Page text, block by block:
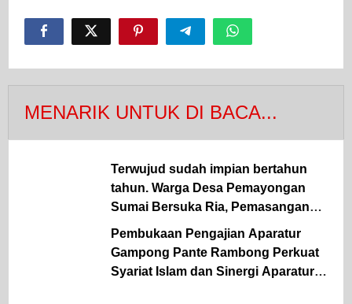
MENARIK UNTUK DI BACA...
Terwujud sudah impian bertahun
tahun. Warga Desa Pemayongan
Sumai Bersuka Ria, Pemasangan
kWh Listrik PLN Mulai Terealisasi
Pembukaan Pengajian Aparatur
Gampong Pante Rambong Perkuat
Syariat Islam dan Sinergi Aparatur